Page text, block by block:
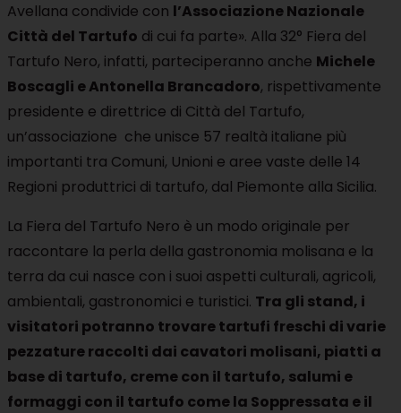
Avellana condivide con l’Associazione Nazionale
Città del Tartufo di cui fa parte». Alla 32° Fiera del
Tartufo Nero, infatti, parteciperanno anche Michele
Boscagli e Antonella Brancadoro, rispettivamente
presidente e direttrice di Città del Tartufo,
un’associazione che unisce 57 realtà italiane più
importanti tra Comuni, Unioni e aree vaste delle 14
Regioni produttrici di tartufo, dal Piemonte alla Sicilia.
La Fiera del Tartufo Nero è un modo originale per
raccontare la perla della gastronomia molisana e la
terra da cui nasce con i suoi aspetti culturali, agricoli,
ambientali, gastronomici e turistici. Tra gli stand, i
visitatori potranno trovaretartufi freschi di varie
pezzature raccolti dai cavatori molisani, piatti a
base di tartufo, creme con il tartufo, salumi e
formaggi con il tartufo come la Soppressata e il